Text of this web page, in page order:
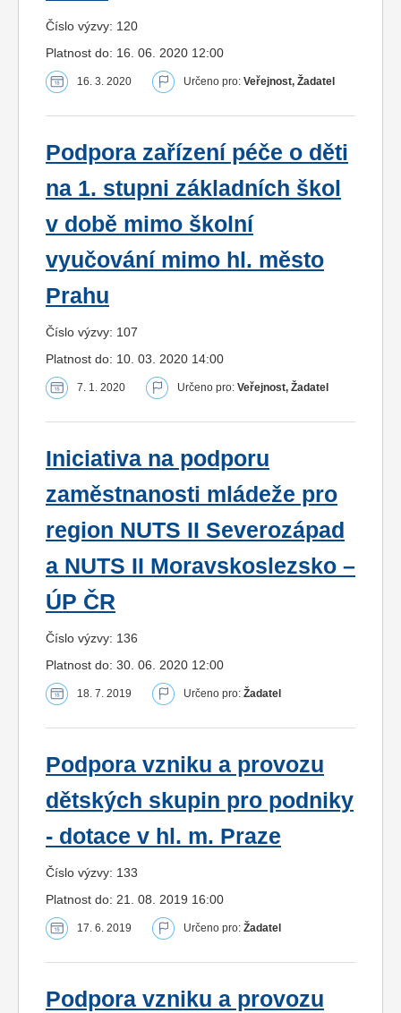
Číslo výzvy: 120
Platnost do: 16. 06. 2020 12:00
16. 3. 2020 Určeno pro: Veřejnost, Žadatel
Podpora zařízení péče o děti
na 1. stupni základních škol
v době mimo školní
vyučování mimo hl. město
Prahu
Číslo výzvy: 107
Platnost do: 10. 03. 2020 14:00
7. 1. 2020 Určeno pro: Veřejnost, Žadatel
Iniciativa na podporu
zaměstnanosti mládeže pro
region NUTS II Severozápad
a NUTS II Moravskoslezsko –
ÚP ČR
Číslo výzvy: 136
Platnost do: 30. 06. 2020 12:00
18. 7. 2019 Určeno pro: Žadatel
Podpora vzniku a provozu
dětských skupin pro podniky
- dotace v hl. m. Praze
Číslo výzvy: 133
Platnost do: 21. 08. 2019 16:00
17. 6. 2019 Určeno pro: Žadatel
Podpora vzniku a provozu